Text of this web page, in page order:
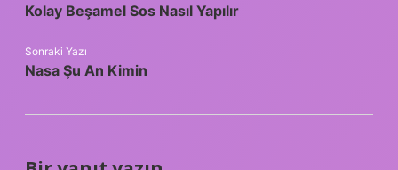
Kolay Beşamel Sos Nasıl Yapılır
Sonraki Yazı
Nasa Şu An Kimin